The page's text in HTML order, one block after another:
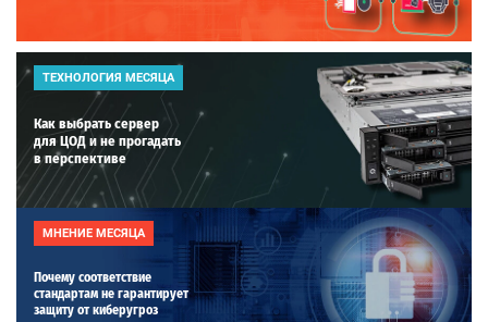
ТЕХНОЛОГИЯ МЕСЯЦА
Как выбрать сервер
для ЦОД и не прогадать
в перспективе
МНЕНИЕ МЕСЯЦА
Почему соответствие
стандартам не гарантирует
защиту от киберугроз